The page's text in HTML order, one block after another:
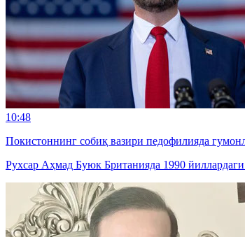
10:48
Покистоннинг собиқ вазири педофилияда
Рухсар Аҳмад Буюк Британияда 1990